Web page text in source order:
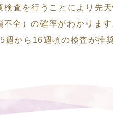
検査を行うことにより先
不全）の確率がわかりま
週から16週頃の検査が推